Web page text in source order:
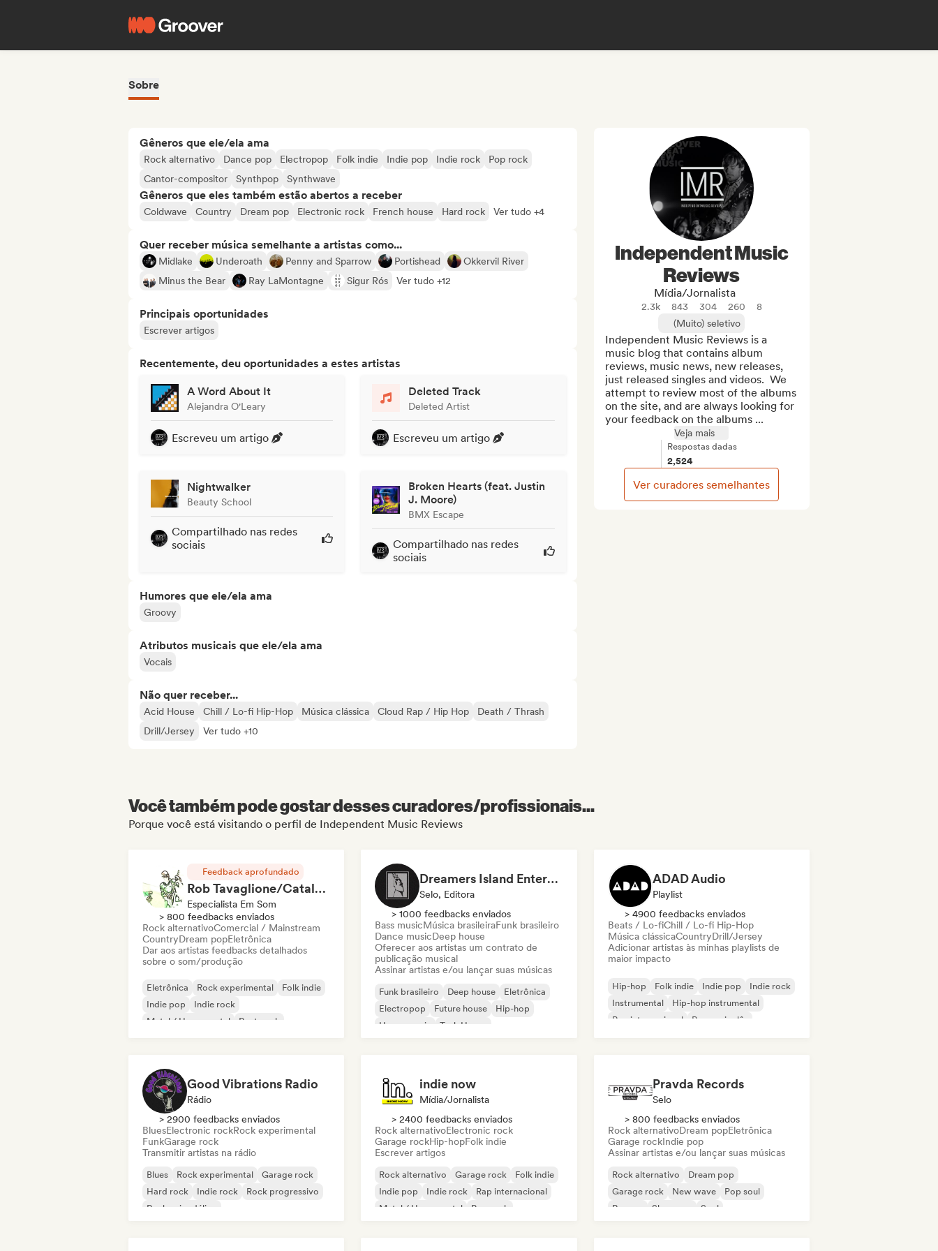
Sobre
Gêneros que ele/ela ama
Rock alternativo Dance pop Electropop Folk indie Indie pop Indie rock
Pop rock
Cantor-compositor
Synthpop Synthwave
Gêneros que eles também estão abertos a receber
Coldwave Country Dream pop Electronic rock French house Hard rock Ver tudo +4
Quer receber música semelhante a artistas como...
Midlake Underoath Penny and Sparrow Portishead
Okkervil River
Minus the Bear
Ray LaMontagne Sigur Rós Ver tudo +12
Principais oportunidades
Escrever artigos
Recentemente, deu oportunidades a estes artistas
A Word About It
Alejandra O'Leary
Escreveu um artigo
Deleted Track
Deleted Artist
Escreveu um artigo
Nightwalker
Beauty School
Compartilhado nas redes
sociais
Broken Hearts (feat. Justin
J. Moore)
BMX Escape
Compartilhado nas redes
sociais
Humores que ele/ela ama
Groovy
Atributos musicais que ele/ela ama
Vocais
Não quer receber...
Acid House Chill / Lo-fi Hip-Hop Música clássica Cloud Rap / Hip Hop
Death / Thrash
Drill/Jersey
Ver tudo +10
Independent Music
Reviews
Mídia/Jornalista
2.3k 843 304 260
8
(Muito) seletivo
Independent Music Reviews is a
music blog that contains album
reviews, music news, new releases,
just released singles and videos.  We
attempt to review most of the albums
on the site, and are always looking for
your feedback on the albums ...
Veja mais
Respostas dadas
2,524
Ver curadores semelhantes
Você também pode gostar desses curadores/profissionais...
Porque você está visitando o perfil de Independent Music Reviews
Feedback aprofundado
Rob Tavaglione/Catalyst Recording
Especialista Em Som
> 800 feedbacks enviados
Rock alternativoComercial / Mainstream
CountryDream popEletrônica
Dar aos artistas feedbacks detalhados
sobre o som/produção
Eletrônica Rock experimental
Folk indie
Indie pop
Indie rock
Metal / Heavy metal
Post punk
Dreamers Island Entertainment
Selo, Editora
> 1000 feedbacks enviados
Bass musicMúsica brasileiraFunk brasileiro
Dance musicDeep house
Oferecer aos artistas um contrato de
publicação musical
Assinar artistas e/ou lançar suas músicas
Funk brasileiro Deep house
Eletrônica
Electropop
Future house
Hip-hop
House music
Tech House
ADAD Audio
Playlist
> 4900 feedbacks enviados
Beats / Lo-fiChill / Lo-fi Hip-Hop
Música clássicaCountryDrill/Jersey
Adicionar artistas às minhas playlists de
maior impacto
Hip-hop Folk indie Indie pop
Indie rock
Instrumental
Hip-hop instrumental
Rap internacional
Rap em inglês
Good Vibrations Radio
Rádio
> 2900 feedbacks enviados
BluesElectronic rockRock experimental
FunkGarage rock
Transmitir artistas na rádio
Blues Rock experimental
Garage rock
Hard rock
Indie rock
Rock progressivo
Rock psicodélico
indie now
Mídia/Jornalista
> 2400 feedbacks enviados
Rock alternativoElectronic rock
Garage rockHip-hopFolk indie
Escrever artigos
Rock alternativo Garage rock
Folk indie
Indie pop
Indie rock
Rap internacional
Metal / Heavy metal
Pop rock
Pravda Records
Selo
> 800 feedbacks enviados
Rock alternativoDream popEletrônica
Garage rockIndie pop
Assinar artistas e/ou lançar suas músicas
Rock alternativo
Dream pop
Garage rock
New wave
Pop soul
Reggae
Shoegaze Soul